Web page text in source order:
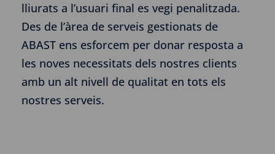
lliurats a l’usuari final es vegi penalitzada.
Des de l’àrea de serveis gestionats de
ABAST ens esforcem per donar resposta a
les noves necessitats dels nostres clients
amb un alt nivell de qualitat en tots els
nostres serveis.